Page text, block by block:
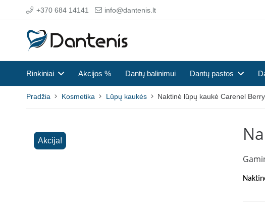
+370 684 14141 info@dantenis.lt
Rinkiniai Akcijos % Dantų balinimui Dantų pastos
Pradžia Kosmetika Lūpų kaukės Naktinė lūpų kaukė Carenel
Akcija!